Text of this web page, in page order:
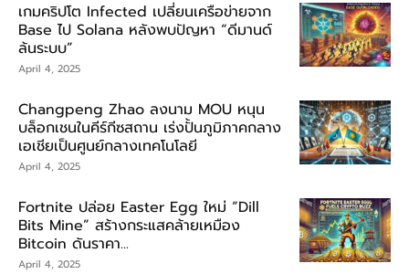
เกมคริปโต Infected เปลี่ยนเครือข่ายจาก
Base ไป Solana หลังพบปัญหา “ดีมานด์
ล้นระบบ”
April 4, 2025
Changpeng Zhao ลงนาม MOU หนุน
บล็อกเชนในคีร์กีซสถาน เร่งปั้นภูมิภาคกลาง
เอเชียเป็นศูนย์กลางเทคโนโลยี
April 4, 2025
Fortnite ปล่อย Easter Egg ใหม่ “Dill
Bits Mine” สร้างกระแสคล้ายเหมือง
Bitcoin ดันราคา...
April 4, 2025